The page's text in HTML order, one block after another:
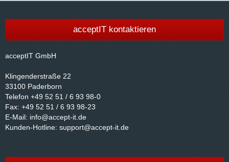
acceptIT kontaktieren
acceptIT GmbH
Klingenderstraße 22
33100 Paderborn
Telefon +49 52 51 / 6 93 98-0
Fax: +49 52 51 / 6 93 98-23
E-Mail: info@accept-it.de
Kunden-Hotline: support@accept-it.de